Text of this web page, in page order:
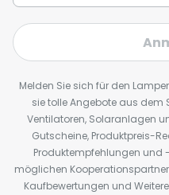
Melden Sie sich für den
sie tolle Angebote aus dem
Ventilatoren, Solaranlagen
Gutscheine, Produktpreis-
Produktempfehlungen und
möglichen
Kaufbewertungen und